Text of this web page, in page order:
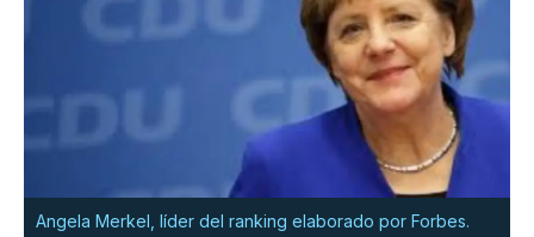
Angela Merkel, líder del ranking elaborado por Forbes.